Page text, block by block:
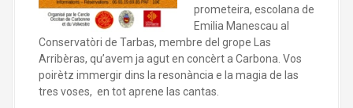
prometeira, escolana de
Emilia Manescau al
Conservatòri de Tarbas, membre del grope Las
Arribèras, qu’avem ja agut en concèrt a Carbona. Vos
poirètz immergir dins la resonància e la magia de las
tres voses, en tot aprene las cantas.